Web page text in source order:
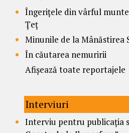
Îngerițele din vârful
Țeț
Minunile de la Mânăstirea
În căutarea nemuririi
Afișează toate reportajele
Interviuri
Interviu pentru publicația